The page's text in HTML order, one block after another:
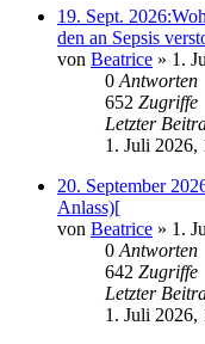
19. Sept.
den an Sepsis
von Beatrice » 1.
0 Antworten
652 Zugriffe
Letzter
1. Juli 2026,
20. September
Anlass)[
von Beatrice » 1.
0 Antworten
642 Zugriffe
Letzter
1. Juli 2026,